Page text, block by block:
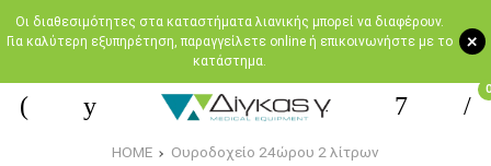
+
Oι διαθεσιμότητες στα καταστήματα λιανικής μπορεί να διαφέρουν.
Για καλύτερη εξυπηρέτηση, παραγγείλετε online ή επικοινωνήστε με το
κατάστημα.
0
HOME Ουροδοχείο 24ώρου 2 λίτρων